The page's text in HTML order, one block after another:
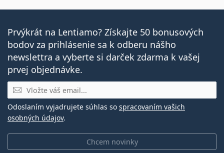
Prvýkrát na Lentiamo? Získajte 50 bonusových
bodov za prihlásenie sa k odberu nášho
newslettra a vyberte si darček zdarma k vašej
prvej objednávke.
E-mail
Chcem novinky
Odoslaním vyjadrujete súhlas so spracovaním vašich
osobných údajov.